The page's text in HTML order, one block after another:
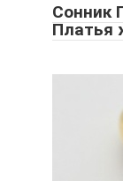
Сонник
Платья